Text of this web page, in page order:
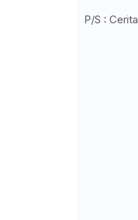
P/S : Cerita